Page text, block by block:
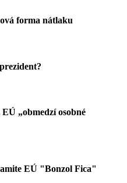
forma nátlaku
„obmedzí osobné
EÚ "Bonzol Fica"